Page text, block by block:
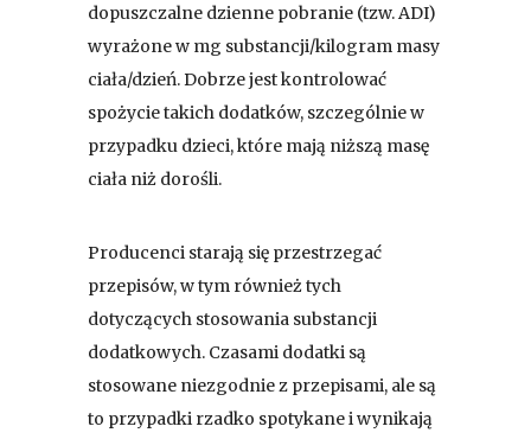
dopuszczalne dzienne pobranie (tzw. ADI)
wyrażone w mg substancji/kilogram masy
ciała/dzień. Dobrze jest kontrolować
spożycie takich dodatków, szczególnie w
przypadku dzieci, które mają niższą masę
ciała niż dorośli.
Producenci starają się przestrzegać
przepisów, w tym również tych
dotyczących stosowania substancji
dodatkowych. Czasami dodatki są
stosowane niezgodnie z przepisami, ale są
to przypadki rzadko spotykane i wynikają